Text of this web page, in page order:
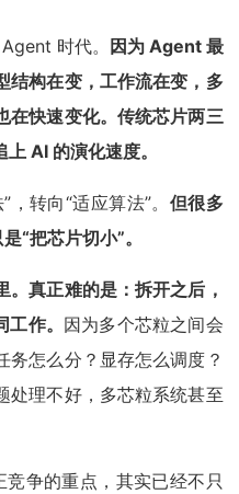
时代。
因为 Agent 最
结构在变，工作流在变，多
在快速变化。传统芯片两三
AI 的演化速度。
转向“适应算法”。 但很多
“把芯片切小”。
真正难的是：拆开之后，
作。 因为多个芯粒之间会
务怎么分？显存怎么调度？
处理不好，多芯粒系统甚至
争的重点，其实已经不只